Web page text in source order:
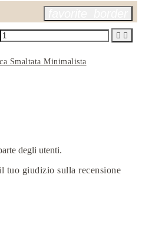
Smaltata Minimalista
 
degli utenti.
tuo giudizio sulla recensione